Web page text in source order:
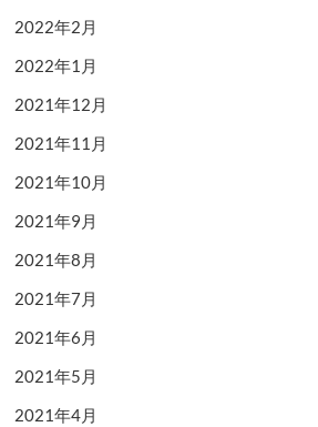
2022年2月
2022年1月
2021年12月
2021年11月
2021年10月
2021年9月
2021年8月
2021年7月
2021年6月
2021年5月
2021年4月